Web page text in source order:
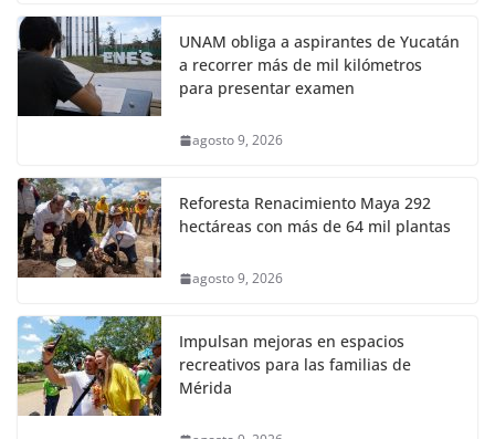
UNAM obliga a aspirantes de Yucatán
a recorrer más de mil kilómetros
para presentar examen
agosto 9, 2026
Reforesta Renacimiento Maya 292
hectáreas con más de 64 mil plantas
agosto 9, 2026
Impulsan mejoras en espacios
recreativos para las familias de
Mérida